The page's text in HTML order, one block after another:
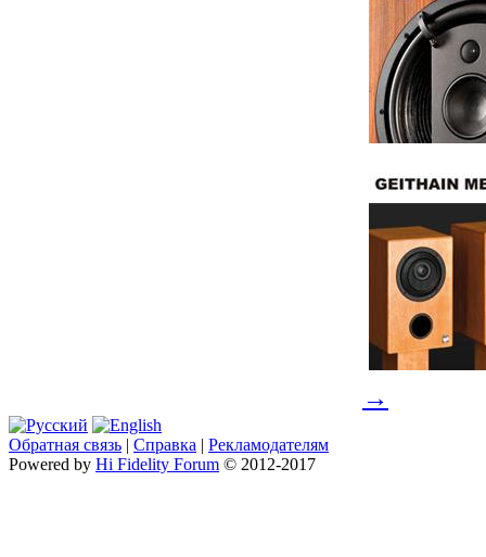
→
Обратная связь | Справка | Рекламодателям
Powered by Hi Fidelity Forum © 2012-2017